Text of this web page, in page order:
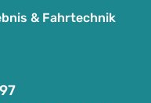
& Fahrtechnik